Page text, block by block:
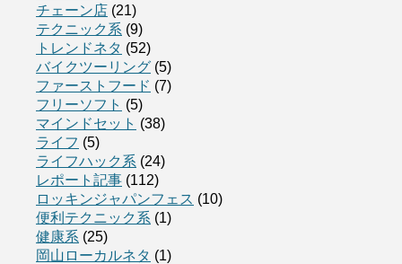
チェーン店 (21)
テクニック系 (9)
トレンドネタ (52)
バイクツーリング (5)
ファーストフード (7)
フリーソフト (5)
マインドセット (38)
ライフ (5)
ライフハック系 (24)
レポート記事 (112)
ロッキンジャパンフェス (10)
便利テクニック系 (1)
健康系 (25)
岡山ローカルネタ (1)